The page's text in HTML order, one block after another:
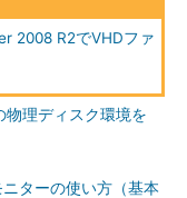
2008 R2でVHDファ
理ディスク環境を
ターの使い方（基本